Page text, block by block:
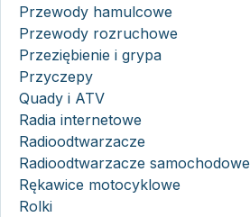
Przewody hamulcowe
Przewody rozruchowe
Przeziębienie i grypa
Przyczepy
Quady i ATV
Radia internetowe
Radioodtwarzacze
Radioodtwarzacze samochodowe
Rękawice motocyklowe
Rolki